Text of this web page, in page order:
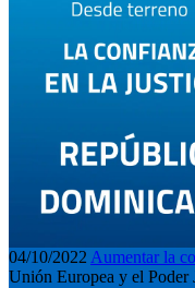
04/10/2022Aumentar la
Unión Europea y el Poder